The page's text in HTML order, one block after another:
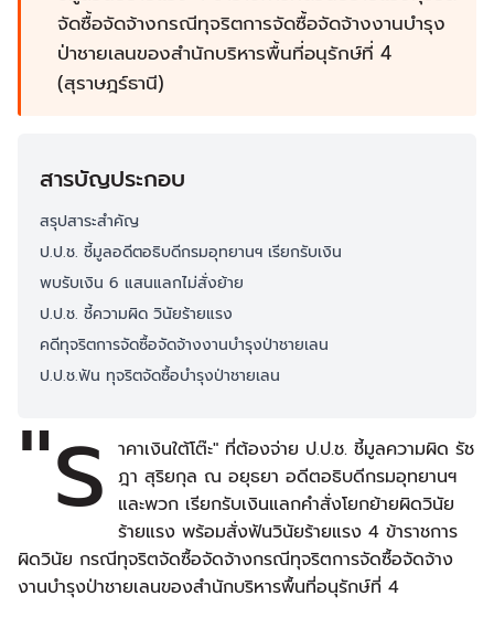
จัดซื้อจัดจ้างกรณีทุจริตการจัดซื้อจัดจ้างงานบำรุง
ป่าชายเลนของสำนักบริหารพื้นที่อนุรักษ์ที่ 4
(สุราษฎร์ธานี)
สารบัญประกอบ
สรุปสาระสำคัญ
ป.ป.ช. ชี้มูลอดีตอธิบดีกรมอุทยานฯ เรียกรับเงิน
พบรับเงิน 6 แสนแลกไม่สั่งย้าย
ป.ป.ช. ชี้ความผิด วินัยร้ายแรง
คดีทุจริตการจัดซื้อจัดจ้างงานบำรุงป่าชายเลน
ป.ป.ช.ฟัน ทุจริตจัดซื้อบำรุงป่าชายเลน
"ร าคาเงินใต้โต๊ะ" ที่ต้องจ่าย ป.ป.ช. ชี้มูลความผิด รัช
ฎา สุริยกุล ณ อยุธยา อดีตอธิบดีกรมอุทยานฯ
และพวก เรียกรับเงินแลกคำสั่งโยกย้ายผิดวินัย
ร้ายแรง พร้อมสั่งฟันวินัยร้ายแรง 4 ข้าราชการ
ผิดวินัย กรณีทุจริตจัดซื้อจัดจ้างกรณีทุจริตการจัดซื้อจัดจ้าง
งานบำรุงป่าชายเลนของสำนักบริหารพื้นที่อนุรักษ์ที่ 4